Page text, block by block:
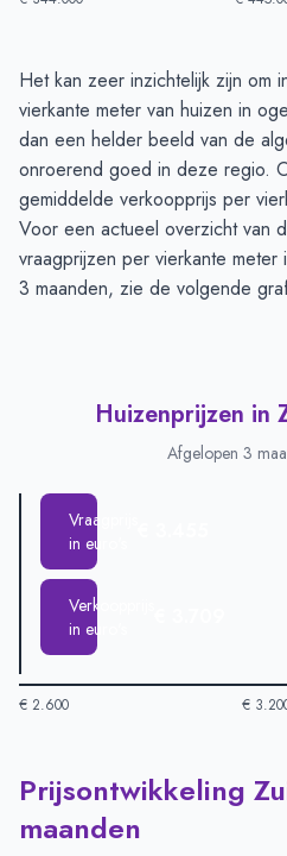
Huizenprijzen in Zuidhorn-
Type
Vraagprijs in euro's
Verkoopprijs in euro's
Het kan zeer inzichtelijk zijn om
vierkante meter van huizen in
dan een helder beeld van de
onroerend goed in deze regio.
gemiddelde verkoopprijs per
Voor een actueel overzicht van
vraagprijzen per vierkante
3 maanden, zie de volgende
Huizenprijzen in
Afgelopen 3
Vraagprijs
in euro's
Verkoopprijs
in euro's
€ 2.600 €
Huizenprijzen in Zuidhorn per m2
Type
Vraagprijs in euro's
Prijsontwikkeling
maanden